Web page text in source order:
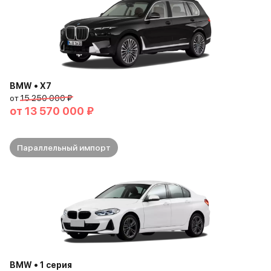
BMW • X7
от15 250 000 ₽
от 13 570 000 ₽
Параллельный импорт
BMW • 1 серия